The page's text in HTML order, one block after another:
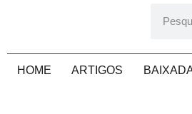
HOME ARTIGOS